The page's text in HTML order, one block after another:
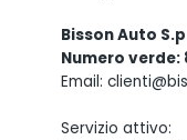
Bisson Auto
Numero verde:
Email:
Servizio attivo: